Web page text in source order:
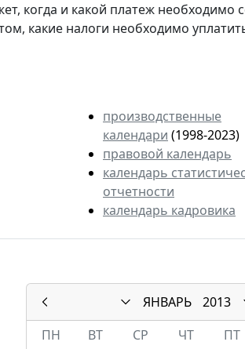
когда и какой платеж
какие налоги необходимо
производственные
календари (1998-2023)
правовой календарь
календарь
отчетности
календарь кадровика
ЯНВАРЬ
2013
ПН
ВТ СР ЧТ ПТ